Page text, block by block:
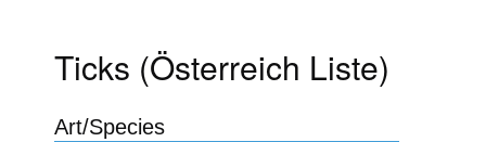
Ticks (Österreich Liste)
Art/Species